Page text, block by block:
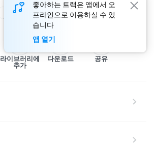
좋아하는 트랙은 앱에서 오
프라인으로 이용하실 수 있
습니다
앱 열기
ikke nurjanah dangdutan
라이브러리에
추가
다운로드 공유